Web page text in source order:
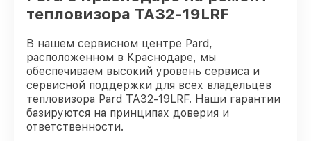
тепловизора TA32-19LRF
В нашем сервисном центре Pard,
расположенном в Краснодаре, мы
обеспечиваем высокий уровень сервиса и
сервисной поддержки для всех владельцев
тепловизора Pard TA32-19LRF. Наши гарантии
базируются на принципах доверия и
ответственности.